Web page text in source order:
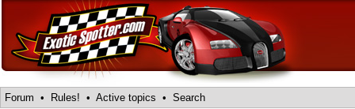
Forum • Rules! • Active topics • Search